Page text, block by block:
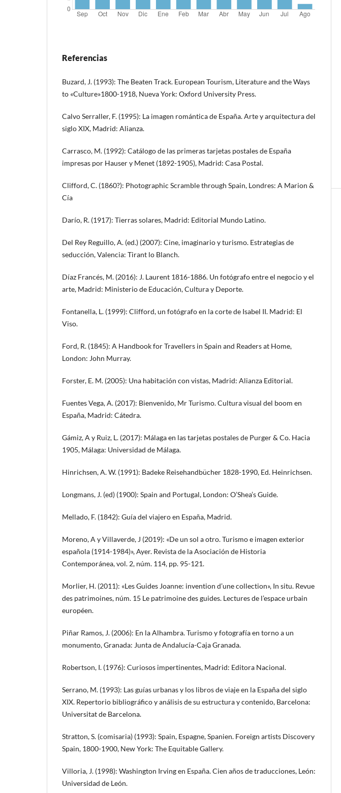
Referencias
Buzard, J. (1993): The Beaten Track. European Tourism, Literature and the Ways
to «Culture»1800-1918, Nueva York: Oxford University Press.
Calvo Serraller, F. (1995): La imagen romántica de España. Arte y arquitectura del
siglo XIX, Madrid: Alianza.
Carrasco, M. (1992): Catálogo de las primeras tarjetas postales de España
impresas por Hauser y Menet (1892-1905), Madrid: Casa Postal.
Clifford, C. (1860?): Photographic Scramble through Spain, Londres: A Marion &
Cía
Darío, R. (1917): Tierras solares, Madrid: Editorial Mundo Latino.
Del Rey Reguillo, A. (ed.) (2007): Cine, imaginario y turismo. Estrategias de
seducción, Valencia: Tirant lo Blanch.
Díaz Francés, M. (2016): J. Laurent 1816-1886. Un fotógrafo entre el negocio y el
arte, Madrid: Ministerio de Educación, Cultura y Deporte.
Fontanella, L. (1999): Clifford, un fotógrafo en la corte de Isabel II. Madrid: El
Viso.
Ford, R. (1845): A Handbook for Travellers in Spain and Readers at Home,
London: John Murray.
Forster, E. M. (2005): Una habitación con vistas, Madrid: Alianza Editorial.
Fuentes Vega, A. (2017): Bienvenido, Mr Turismo. Cultura visual del boom en
España, Madrid: Cátedra.
Gámiz, A y Ruiz, L. (2017): Málaga en las tarjetas postales de Purger & Co. Hacia
1905, Málaga: Universidad de Málaga.
Hinrichsen, A. W. (1991): Badeke Reisehandbücher 1828-1990, Ed. Heinrichsen.
Longmans, J. (ed) (1900): Spain and Portugal, London: O’Shea’s Guide.
Mellado, F. (1842): Guía del viajero en España, Madrid.
Moreno, A y Villaverde, J (2019): «De un sol a otro. Turismo e imagen exterior
española (1914-1984)», Ayer. Revista de la Asociación de Historia
Contemporánea, vol. 2, núm. 114, pp. 95-121.
Morlier, H. (2011): «Les Guides Joanne: invention d’une collection», In situ. Revue
des patrimoines, núm. 15 Le patrimoine des guides. Lectures de l’espace urbain
européen.
Piñar Ramos, J. (2006): En la Alhambra. Turismo y fotografía en torno a un
monumento, Granada: Junta de Andalucía-Caja Granada.
Robertson, I. (1976): Curiosos impertinentes, Madrid: Editora Nacional.
Serrano, M. (1993): Las guías urbanas y los libros de viaje en la España del siglo
XIX. Repertorio bibliográfico y análisis de su estructura y contenido, Barcelona:
Universitat de Barcelona.
Stratton, S. (comisaria) (1993): Spain, Espagne, Spanien. Foreign artists Discovery
Spain, 1800-1900, New York: The Equitable Gallery.
Villoria, J. (1998): Washington Irving en España. Cien años de traducciones, León:
Universidad de León.